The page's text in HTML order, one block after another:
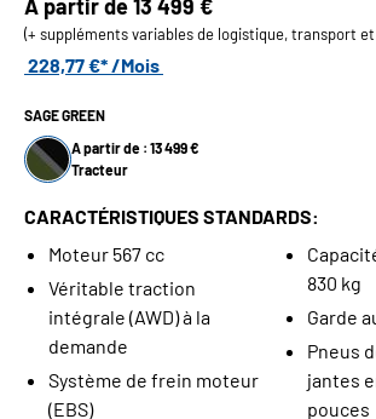
A partir de13 499 €
(+ suppléments variables de logistique, transport
228,77 €* /Mois
SAGE GREEN
A partir de : 13 499 €
Tracteur
CARACTÉRISTIQUES STANDARDS:
Moteur 567 cc
Véritable traction
intégrale (AWD) à la
demande
Système de frein moteur
(EBS)
830 kg
Garde
Pneus
jantes
pouces